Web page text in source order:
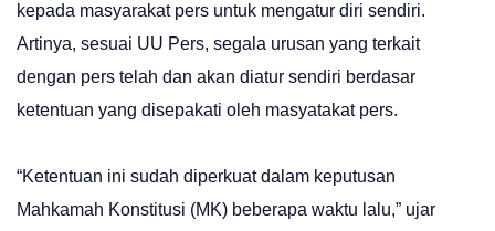
kepada masyarakat pers untuk mengatur diri sendiri.
Artinya, sesuai UU Pers, segala urusan yang terkait
dengan pers telah dan akan diatur sendiri berdasar
ketentuan yang disepakati oleh masyatakat pers.
“Ketentuan ini sudah diperkuat dalam keputusan
Mahkamah Konstitusi (MK) beberapa waktu lalu,” ujar